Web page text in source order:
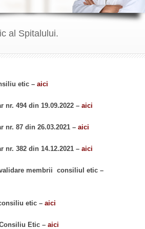
al Spitalului.
etic – aici
nr. 494 din 19.09.2022 – aici
nr. 87 din 26.03.2021 – aici
nr. 382 din 14.12.2021 – aici
membrii consiliul etic –
etic – aici
Etic – aici